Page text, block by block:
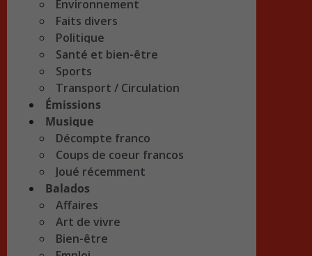
Environnement
Faits divers
Politique
Santé et bien-être
Sports
Transport / Circulation
Émissions
Musique
Décompte franco
Coups de coeur francos
Joué récemment
Balados
Affaires
Art de vivre
Bien-être